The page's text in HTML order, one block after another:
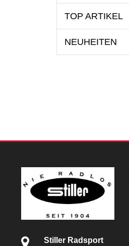
TOP ARTIKEL
NEUHEITEN
Stiller Radsport